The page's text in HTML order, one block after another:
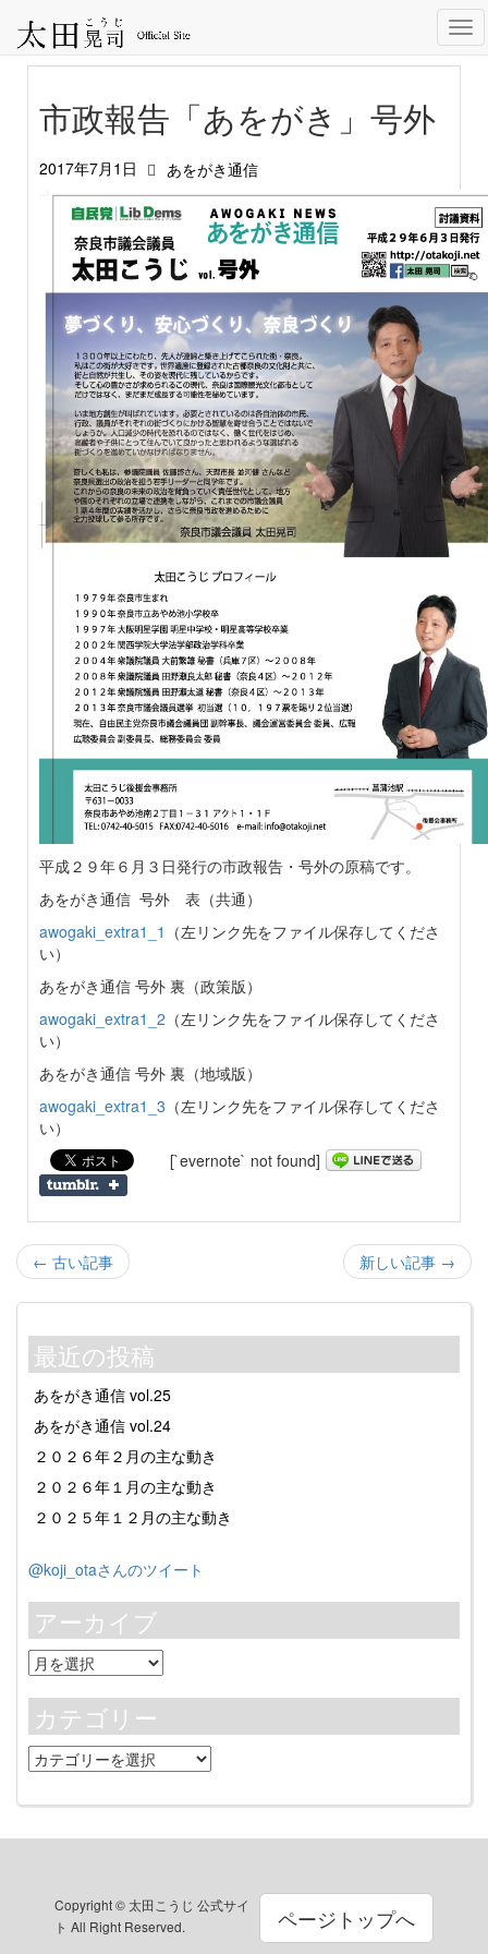
市政報告「あをがき」号外
2017年7月1日 あをがき通信
平成２９年６月３日発行の市政報告・号外の原稿です。
あをがき通信 号外 表（共通）
awogaki_extra1_1 （左リンク先をファイル保存してくださ
い）
あをがき通信 号外 裏（政策版）
awogaki_extra1_2 （左リンク先をファイル保存してくださ
い）
あをがき通信 号外 裏（地域版）
awogaki_extra1_3 （左リンク先をファイル保存してくださ
い）
[`evernote` not found]
← 古い記事 新しい記事 →
最近の投稿
あをがき通信 vol.25
あをがき通信 vol.24
２０２６年２月の主な動き
２０２６年１月の主な動き
２０２５年１２月の主な動き
@koji_otaさんのツイート
アーカイブ
ア
ー
カ
イ
ブ
カテゴリー
カ
テ
ゴ
ー
ページトップへ
Copyright © 太田こうじ 公式サイ
ト All Right Reserved.